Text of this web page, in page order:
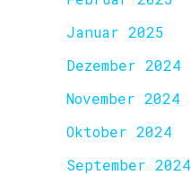
Januar 2025
Dezember 2024
November 2024
Oktober 2024
September 2024